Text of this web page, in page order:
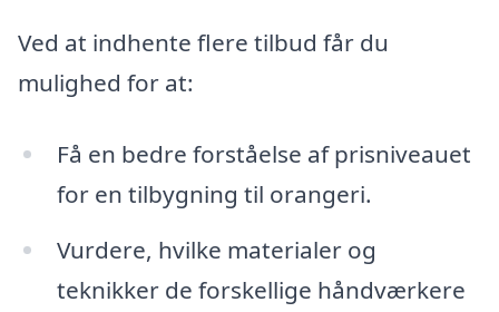
Ved at indhente flere tilbud får du
mulighed for at:
Få en bedre forståelse af prisniveauet
for en tilbygning til orangeri.
Vurdere, hvilke materialer og
teknikker de forskellige håndværkere